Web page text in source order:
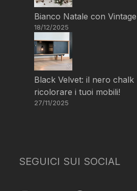
Bianco Natale con
18/12/2025
Black Velvet: il nero
ricolorare i tuoi mobili!
27/11/2025
SEGUICI SUI SOCIAL